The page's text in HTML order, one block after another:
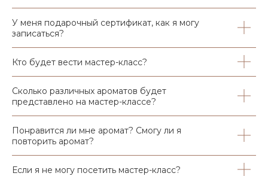
У меня подарочный сертификат, как я могу
записаться?
Кто будет вести мастер-класс?
Сколько различных ароматов будет
представлено на мастер-классе?
Понравится ли мне аромат? Смогу ли я
повторить аромат?
Если я не могу посетить мастер-класс?